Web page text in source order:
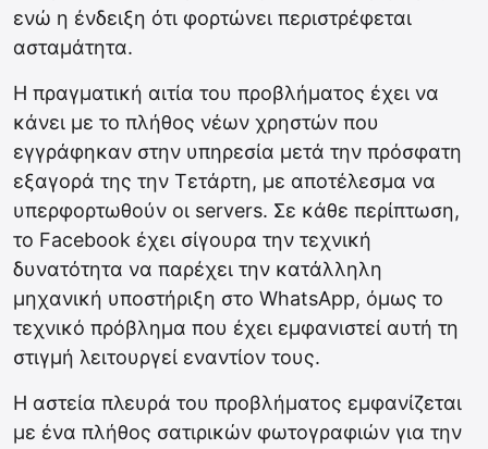
ενώ η ένδειξη ότι φορτώνει περιστρέφεται
ασταμάτητα.
Η πραγματική αιτία του προβλήματος έχει να
κάνει με το πλήθος νέων χρηστών που
εγγράφηκαν στην υπηρεσία μετά την πρόσφατη
εξαγορά της την Τετάρτη, με αποτέλεσμα να
υπερφορτωθούν οι servers. Σε κάθε περίπτωση,
το Facebook έχει σίγουρα την τεχνική
δυνατότητα να παρέχει την κατάλληλη
μηχανική υποστήριξη στο WhatsApp, όμως το
τεχνικό πρόβλημα που έχει εμφανιστεί αυτή τη
στιγμή λειτουργεί εναντίον τους.
Η αστεία πλευρά του προβλήματος εμφανίζεται
με ένα πλήθος σατιρικών φωτογραφιών για την